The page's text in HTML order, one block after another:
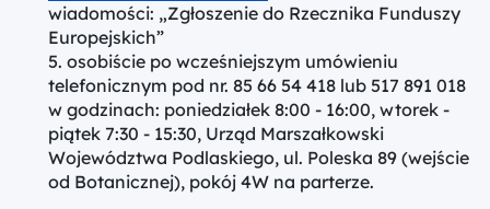
wiadomości: „Zgłoszenie do Rzecznika Funduszy
Europejskich”
osobiście po wcześniejszym umówieniu
telefonicznym pod nr. 85 66 54 418 lub 517 891 018
w godzinach: poniedziałek 8:00 - 16:00, wtorek -
piątek 7:30 - 15:30, Urząd Marszałkowski
Województwa Podlaskiego, ul. Poleska 89 (wejście
od Botanicznej), pokój 4W na parterze.